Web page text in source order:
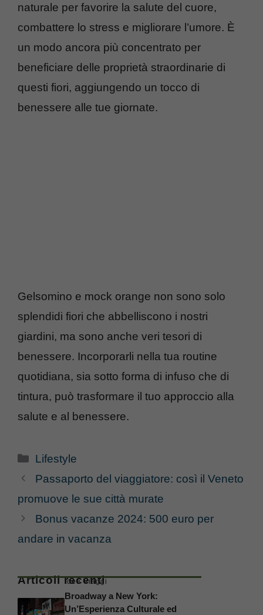
naturale per favorire la salute del cuore,
combattere lo stress e migliorare l’umore. È
un modo ancora più concentrato per
beneficiare delle proprietà straordinarie di
questi fiori, aggiungendo un tocco di
benessere alle tue giornate.
Gelsomino e mock orange non sono solo
splendidi fiori che abbelliscono i nostri
giardini, ma sono anche veri tesori di
benessere. Incorporarli nella tua routine
quotidiana, sia sotto forma di infuso che di
tintura, può trasformare il tuo approccio alla
salute e al benessere.
Categorie
Lifestyle
Passaporto del viaggiatore: così il Veneto
promuove le sue città murate
Bonus vacanze 2024: 500 euro per
andare in vacanza
Articoli recenti
Idee Viaggi
Broadway a New York:
Un’Esperienza Culturale ed